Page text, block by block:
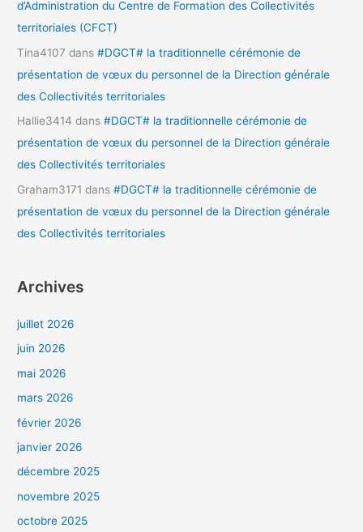
d’Administration du Centre de Formation des Collectivités
territoriales (CFCT)
Tina4107 dans#DGCT# la traditionnelle cérémonie de
présentation de vœux du personnel de la Direction générale
des Collectivités territoriales
Hallie3414 dans#DGCT# la traditionnelle cérémonie de
présentation de vœux du personnel de la Direction générale
des Collectivités territoriales
Graham3171 dans#DGCT# la traditionnelle cérémonie de
présentation de vœux du personnel de la Direction générale
des Collectivités territoriales
Archives
juillet 2026
juin 2026
mai 2026
mars 2026
février 2026
janvier 2026
décembre 2025
novembre 2025
octobre 2025